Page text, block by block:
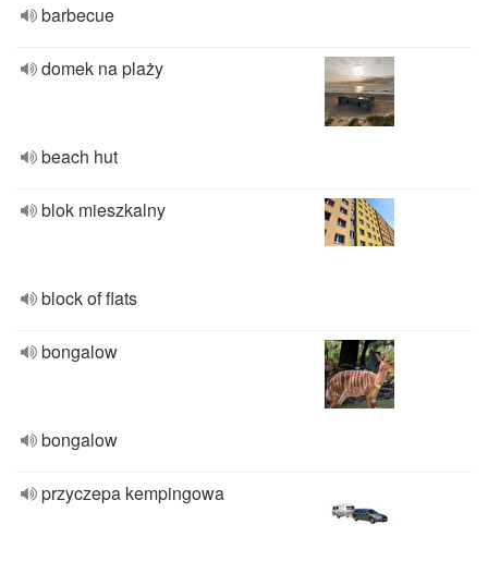
barbecue
domek na plaży
beach hut
blok mieszkalny
block of flats
bongalow
bongalow
przyczepa kempingowa